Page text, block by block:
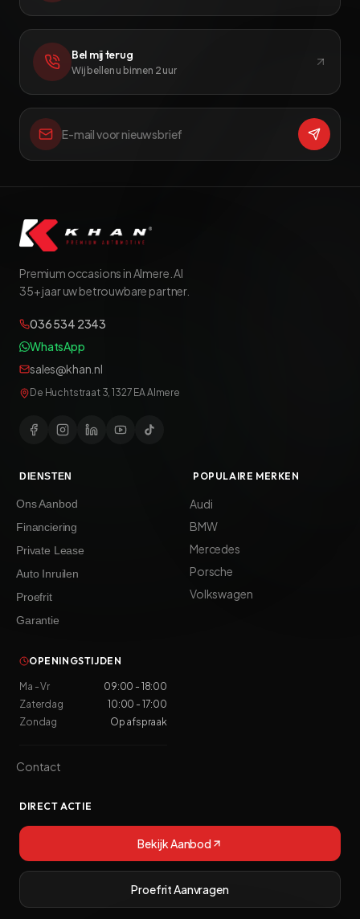
Bel mij terug
Wij bellen u binnen 2 uur
Premium occasions in Almere. Al
35+ jaar uw betrouwbare partner.
036 534 2343
WhatsApp
sales@khan.nl
De Huchtstraat 3, 1327 EA Almere
DIENSTEN
Ons Aanbod
Financiering
Private Lease
Auto Inruilen
Proefrit
Garantie
POPULAIRE MERKEN
Audi
BMW
Mercedes
Porsche
Volkswagen
OPENINGSTIJDEN
Ma - Vr
09:00 - 18:00
Zaterdag
10:00 - 17:00
Zondag
Op afspraak
Contact
DIRECT ACTIE
Bekijk Aanbod
Proefrit Aanvragen